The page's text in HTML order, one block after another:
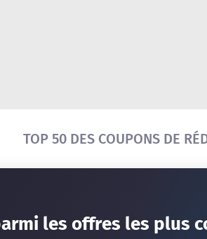
Réinitialiser la
TOP 50 DES COUPONS DE
les offres les plus